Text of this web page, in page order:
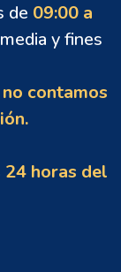
de 09:00 a
y fines
no contamos
24 horas del